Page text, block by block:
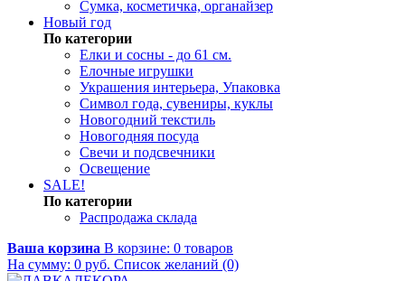
Сумка, косметичка, органайзер
Новый год
По категории
Елки и сосны - до 61 см.
Елочные игрушки
Украшения интерьера, Упаковка
Символ года, сувениры, куклы
Новогодний текстиль
Новогодняя посуда
Свечи и подсвечники
Освещение
SALE!
По категории
Распродажа склада
Ваша корзина В корзине: 0 товаров
На сумму: 0 руб. Список желаний (0)